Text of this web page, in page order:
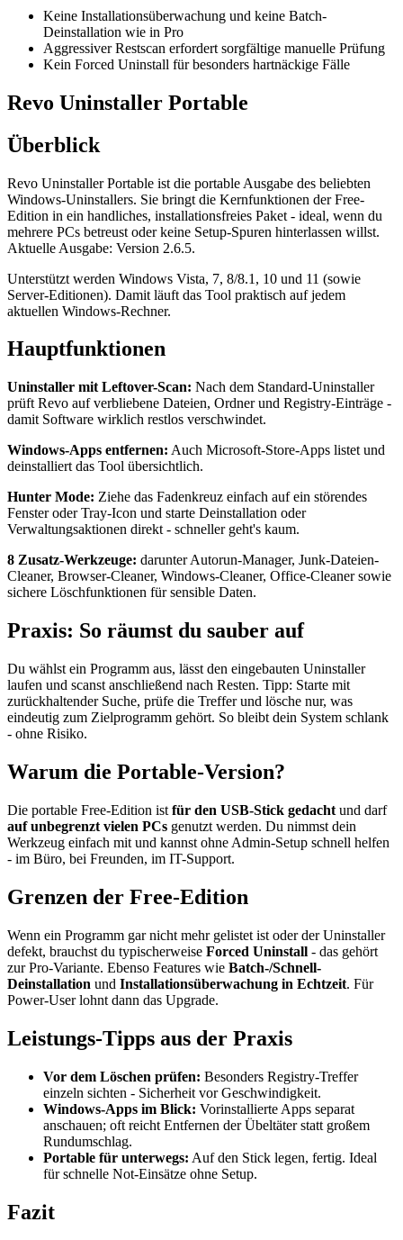
Keine Installationsüberwachung und keine Batch-
Deinstallation wie in Pro
Aggressiver Restscan erfordert sorgfältige manuelle Prüfung
Kein Forced Uninstall für besonders hartnäckige Fälle
Revo Uninstaller Portable
Überblick
Revo Uninstaller Portable ist die portable Ausgabe des beliebten
Windows-Uninstallers. Sie bringt die Kernfunktionen der Free-
Edition in ein handliches, installationsfreies Paket - ideal, wenn du
mehrere PCs betreust oder keine Setup-Spuren hinterlassen willst.
Aktuelle Ausgabe: Version 2.6.5.
Unterstützt werden Windows Vista, 7, 8/8.1, 10 und 11 (sowie
Server-Editionen). Damit läuft das Tool praktisch auf jedem
aktuellen Windows-Rechner.
Hauptfunktionen
Uninstaller mit Leftover-Scan: Nach dem Standard-Uninstaller
prüft Revo auf verbliebene Dateien, Ordner und Registry-Einträge -
damit Software wirklich restlos verschwindet.
Windows-Apps entfernen: Auch Microsoft-Store-Apps listet und
deinstalliert das Tool übersichtlich.
Hunter Mode: Ziehe das Fadenkreuz einfach auf ein störendes
Fenster oder Tray-Icon und starte Deinstallation oder
Verwaltungsaktionen direkt - schneller geht's kaum.
8 Zusatz-Werkzeuge: darunter Autorun-Manager, Junk-Dateien-
Cleaner, Browser-Cleaner, Windows-Cleaner, Office-Cleaner sowie
sichere Löschfunktionen für sensible Daten.
Praxis: So räumst du sauber auf
Du wählst ein Programm aus, lässt den eingebauten Uninstaller
laufen und scanst anschließend nach Resten. Tipp: Starte mit
zurückhaltender Suche, prüfe die Treffer und lösche nur, was
eindeutig zum Zielprogramm gehört. So bleibt dein System schlank
- ohne Risiko.
Warum die Portable-Version?
Die portable Free-Edition ist für den USB-Stick gedacht und darf
auf unbegrenzt vielen PCs genutzt werden. Du nimmst dein
Werkzeug einfach mit und kannst ohne Admin-Setup schnell helfen
- im Büro, bei Freunden, im IT-Support.
Grenzen der Free-Edition
Wenn ein Programm gar nicht mehr gelistet ist oder der Uninstaller
defekt, brauchst du typischerweise Forced Uninstall - das gehört
zur Pro-Variante. Ebenso Features wie Batch-/Schnell-
Deinstallation und Installationsüberwachung in Echtzeit. Für
Power-User lohnt dann das Upgrade.
Leistungs-Tipps aus der Praxis
Vor dem Löschen prüfen: Besonders Registry-Treffer
einzeln sichten - Sicherheit vor Geschwindigkeit.
Windows-Apps im Blick: Vorinstallierte Apps separat
anschauen; oft reicht Entfernen der Übeltäter statt großem
Rundumschlag.
Portable für unterwegs: Auf den Stick legen, fertig. Ideal
für schnelle Not-Einsätze ohne Setup.
Fazit